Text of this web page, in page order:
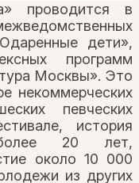
проводится в
дети»,
программ
Москвы». Это
некоммерческих
певческих
история
более 20 лет,
около 10 000
из других